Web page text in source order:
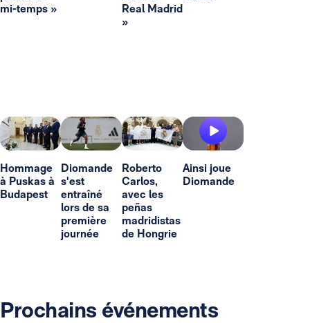
mi-temps »
Real Madrid
»
Hommage
à Puskas à
Budapest
Diomande
s'est
entraîné
lors de sa
première
journée
Roberto
Carlos,
avec les
peñas
madridistas
de Hongrie
Ainsi joue
Diomande
Prochains événements